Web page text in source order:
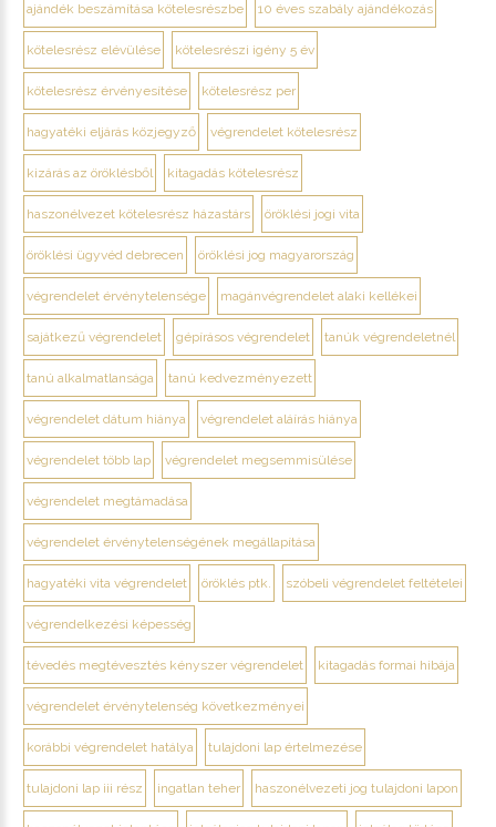
ajándék beszámítása kötelesrészbe 10 éves szabály ajándékozás
kötelesrész elévülése kötelesrészi igény 5 év
kötelesrész érvényesítése kötelesrész per
hagyatéki eljárás közjegyző végrendelet kötelesrész
kizárás az öröklésből kitagadás kötelesrész
haszonélvezet kötelesrész házastárs öröklési jogi vita
öröklési ügyvéd debrecen öröklési jog magyarország
végrendelet érvénytelensége magánvégrendelet alaki kellékei
sajátkezű végrendelet gépírásos végrendelet tanúk végrendeletnél
tanú alkalmatlansága tanú kedvezményezett
végrendelet dátum hiánya végrendelet aláírás hiánya
végrendelet több lap végrendelet megsemmisülése
végrendelet megtámadása
végrendelet érvénytelenségének megállapítása
hagyatéki vita végrendelet öröklés ptk. szóbeli végrendelet feltételei
végrendelkezési képesség
tévedés megtévesztés kényszer végrendelet kitagadás formai hibája
végrendelet érvénytelenség következményei
korábbi végrendelet hatálya tulajdoni lap értelmezése
tulajdoni lap iii rész ingatlan teher haszonélvezeti jog tulajdoni lapon